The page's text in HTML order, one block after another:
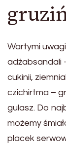
Wartymi
adżabsandali
cukinii,
czichirtma –
gulasz. Do
możemy
placek